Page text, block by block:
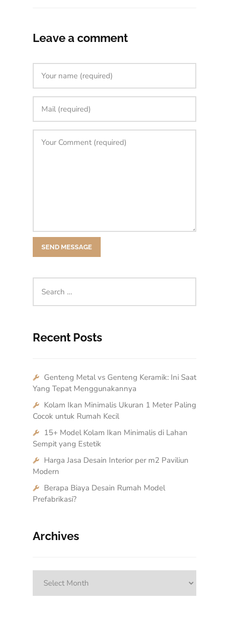
Leave a comment
Recent Posts
Genteng Metal vs Genteng Keramik: Ini Saat
Yang Tepat Menggunakannya
Kolam Ikan Minimalis Ukuran 1 Meter Paling
Cocok untuk Rumah Kecil
15+ Model Kolam Ikan Minimalis di Lahan
Sempit yang Estetik
Harga Jasa Desain Interior per m2 Paviliun
Modern
Berapa Biaya Desain Rumah Model
Prefabrikasi?
Archives